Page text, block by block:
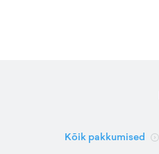
Kõik pakkumised